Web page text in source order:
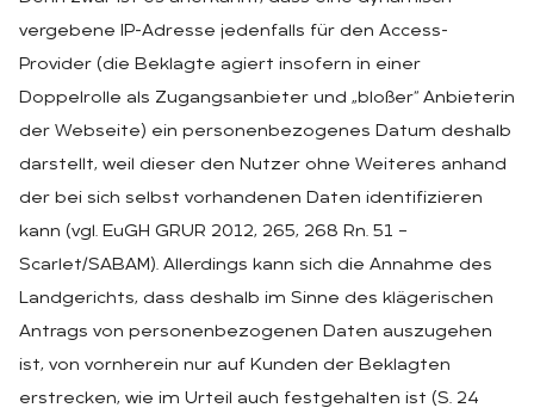
vergebene IP-Adresse jedenfalls für den Access-
Provider (die Beklagte agiert insofern in einer
Doppelrolle als Zugangsanbieter und „bloßer“ Anbieterin
der Webseite) ein personenbezogenes Datum deshalb
darstellt, weil dieser den Nutzer ohne Weiteres anhand
der bei sich selbst vorhandenen Daten identifizieren
kann (vgl. EuGH GRUR 2012, 265, 268 Rn. 51 –
Scarlet/SABAM). Allerdings kann sich die Annahme des
Landgerichts, dass deshalb im Sinne des klägerischen
Antrags von personenbezogenen Daten auszugehen
ist, von vornherein nur auf Kunden der Beklagten
erstrecken, wie im Urteil auch festgehalten ist (S. 24